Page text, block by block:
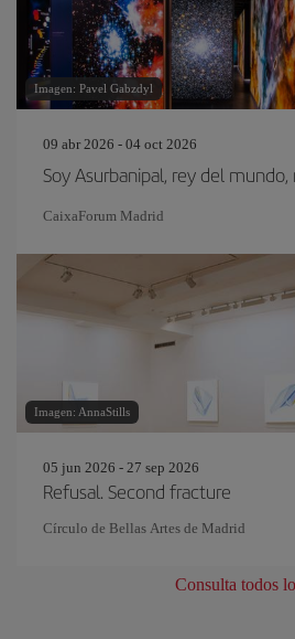
Imagen: Pavel Gabzdyl
09 abr 2026 - 04 oct 2026
Soy Asurbanipal, rey del mundo,
CaixaForum Madrid
Imagen: AnnaStills
05 jun 2026 - 27 sep 2026
Refusal. Second fracture
Círculo de Bellas Artes de Madrid
Consulta todos